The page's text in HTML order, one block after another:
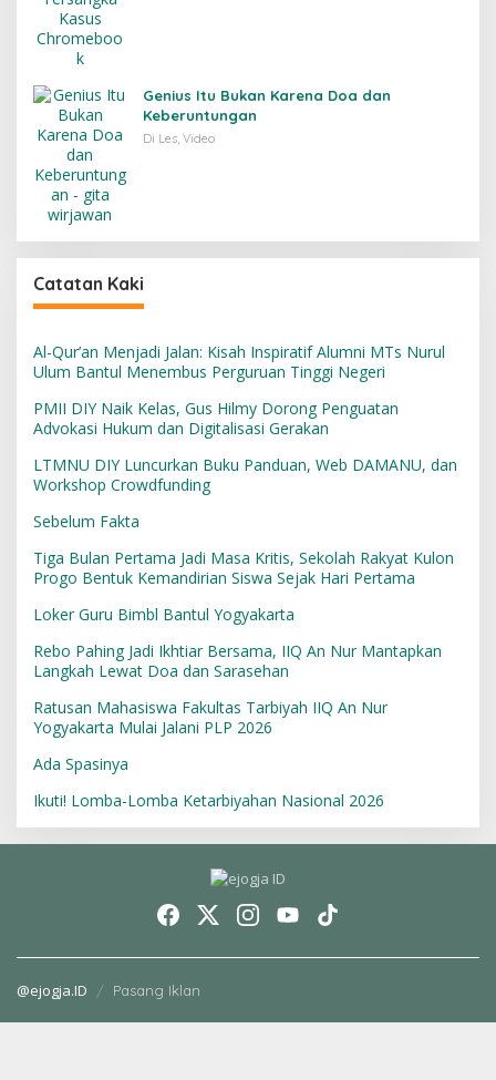
Genius Itu Bukan Karena Doa dan
Keberuntungan
Di Les, Video
Catatan Kaki
Al-Qur’an Menjadi Jalan: Kisah Inspiratif Alumni MTs Nurul
Ulum Bantul Menembus Perguruan Tinggi Negeri
PMII DIY Naik Kelas, Gus Hilmy Dorong Penguatan
Advokasi Hukum dan Digitalisasi Gerakan
LTMNU DIY Luncurkan Buku Panduan, Web DAMANU, dan
Workshop Crowdfunding
Sebelum Fakta
Tiga Bulan Pertama Jadi Masa Kritis, Sekolah Rakyat Kulon
Progo Bentuk Kemandirian Siswa Sejak Hari Pertama
Loker Guru Bimbl Bantul Yogyakarta
Rebo Pahing Jadi Ikhtiar Bersama, IIQ An Nur Mantapkan
Langkah Lewat Doa dan Sarasehan
Ratusan Mahasiswa Fakultas Tarbiyah IIQ An Nur
Yogyakarta Mulai Jalani PLP 2026
Ada Spasinya
Ikuti! Lomba-Lomba Ketarbiyahan Nasional 2026
@ejogja.ID Pasang Iklan